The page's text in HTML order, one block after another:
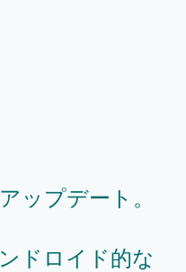
ップデート。
ドロイド的な